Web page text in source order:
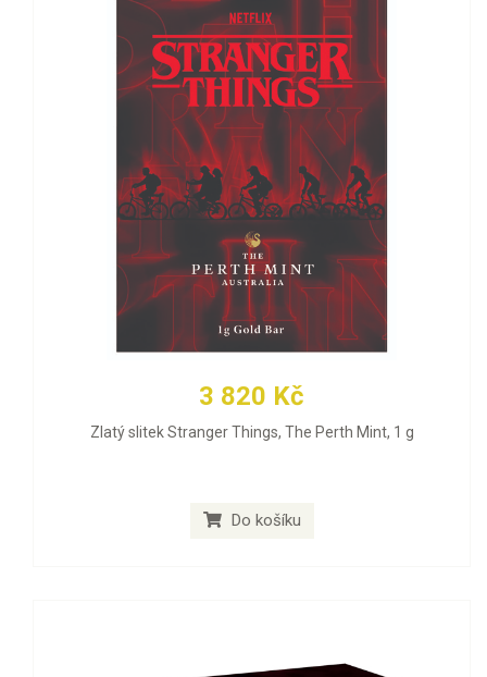
3 820 Kč
Zlatý slitek Stranger Things, The Perth Mint, 1 g
Do košíku